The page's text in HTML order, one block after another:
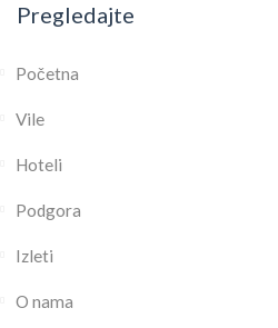
Pregledajte
Početna
Vile
Hoteli
Podgora
Izleti
O nama